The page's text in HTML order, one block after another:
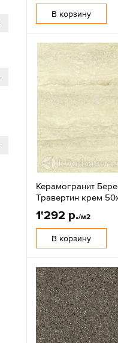
В корзину
Керамогранит
Травертин крем
1'292 р./м2
В корзину